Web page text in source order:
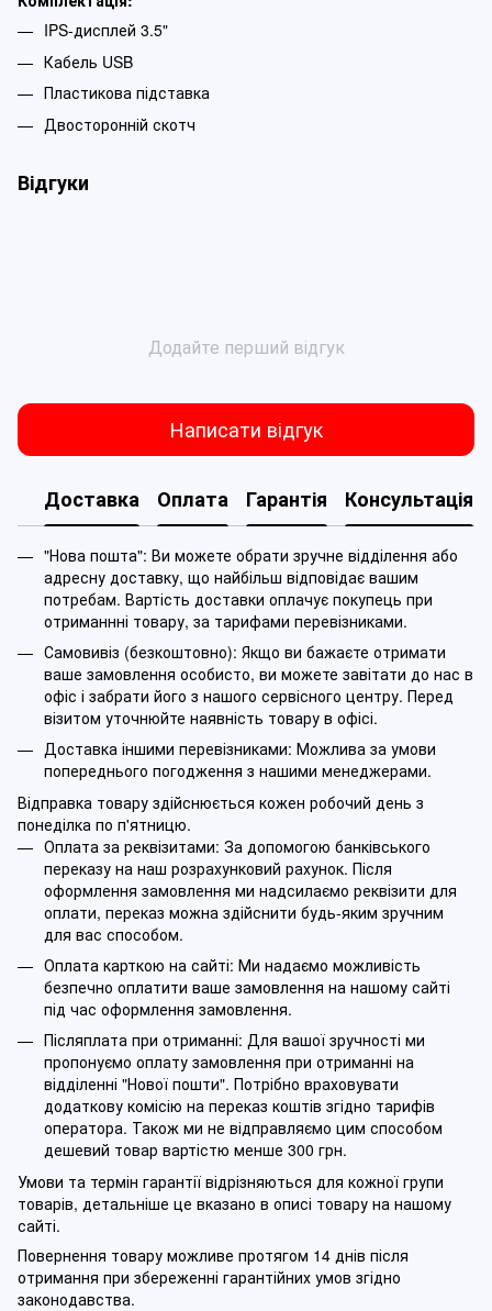
IPS-дисплей 3.5"
Кабель USB
Пластикова підставка
Двосторонній скотч
Відгуки
Додайте перший відгук
Написати відгук
Доставка Оплата Гарантія Консультація
"Нова пошта": Ви можете обрати зручне відділення або
адресну доставку, що найбільш відповідає вашим
потребам. Вартість доставки оплачує покупець при
отриманнні товару, за тарифами перевізниками.
Самовивіз (безкоштовно): Якщо ви бажаєте отримати
ваше замовлення особисто, ви можете завітати до нас в
офіс і забрати його з нашого сервісного центру. Перед
візитом уточнюйте наявність товару в офісі.
Доставка іншими перевізниками: Можлива за умови
попереднього погодження з нашими менеджерами.
Відправка товару здійснюється кожен робочий день з
понеділка по п'ятницю.
Оплата за реквізитами: За допомогою банківського
переказу на наш розрахунковий рахунок. Після
оформлення замовлення ми надсилаємо реквізити для
оплати, переказ можна здійснити будь-яким зручним
для вас способом.
Оплата карткою на сайті: Ми надаємо можливість
безпечно оплатити ваше замовлення на нашому сайті
під час оформлення замовлення.
Післяплата при отриманні: Для вашої зручності ми
пропонуємо оплату замовлення при отриманні на
відділенні "Нової пошти". Потрібно враховувати
додаткову комісію на переказ коштів згідно тарифів
оператора. Також ми не відправляємо цим способом
дешевий товар вартістю менше 300 грн.
Умови та термін гарантії відрізняються для кожної групи
товарів, детальніше це вказано в описі товару на нашому
сайті.
Повернення товару можливе протягом 14 днів після
отримання при збереженні гарантійних умов згідно
законодавства.